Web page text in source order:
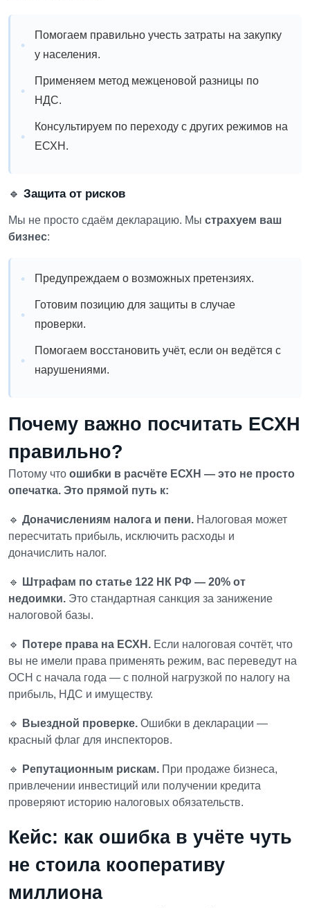
Помогаем правильно учесть затраты на закупку
у населения.
Применяем метод межценовой разницы по
НДС.
Консультируем по переходу с других режимов на
ЕСХН.
🔹 Защита от рисков
Мы не просто сдаём декларацию. Мы страхуем ваш
бизнес:
Предупреждаем о возможных претензиях.
Готовим позицию для защиты в случае
проверки.
Помогаем восстановить учёт, если он ведётся с
нарушениями.
Почему важно посчитать ЕСХН
правильно?
Потому что ошибки в расчёте ЕСХН — это не просто
опечатка. Это прямой путь к:
🔹 Доначислениям налога и пени. Налоговая может
пересчитать прибыль, исключить расходы и
доначислить налог.
🔹
Штрафам по статье 122 НК РФ — 20% от
недоимки. Это стандартная санкция за занижение
налоговой базы.
🔹 Потере права на ЕСХН. Если налоговая сочтёт, что
вы не имели права применять режим, вас переведут на
ОСН с начала года — с полной нагрузкой по налогу на
прибыль, НДС и имуществу.
🔹 Выездной проверке. Ошибки в декларации —
красный флаг для инспекторов.
🔹 Репутационным рискам. При продаже бизнеса,
привлечении инвестиций или получении кредита
проверяют историю налоговых обязательств.
Кейс: как ошибка в учёте чуть
не стоила кооперативу
миллиона